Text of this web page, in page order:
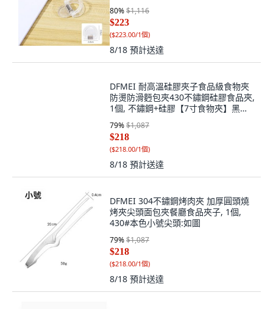
80%$1,116
$223
($223.00/1個)
8/18 預計送達
DFMEI 耐高溫硅膠夾子食品級食物夾
防燙防滑麪包夾430不鏽鋼硅膠食品夾,
1個, 不鏽鋼+硅膠【7寸食物夾】黑色:
79%$1,087
$218
($218.00/1個)
8/18 預計送達
DFMEI 304不鏽鋼烤肉夾 加厚圓頭燒
烤夾尖頭面包夾餐廳食品夾子, 1個,
430#本色小號尖頭:如圖
79%$1,087
$218
($218.00/1個)
8/18 預計送達